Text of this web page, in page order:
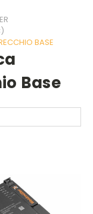
BASE
Base